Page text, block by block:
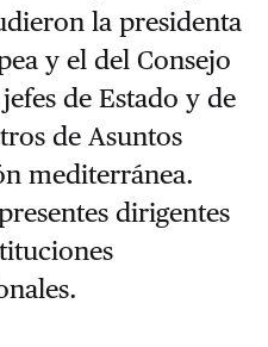
la presidenta
y el del Consejo
de Estado y de
de Asuntos
mediterránea.
dirigentes